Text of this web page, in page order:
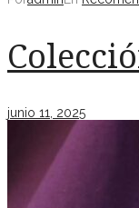
junio 11, 2025